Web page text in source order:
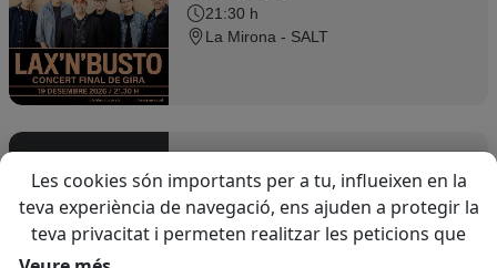
21:30 h
La Mirona - SALT
22 ene. 2027
22:00 h
Les cookies són importants per a tu, influeixen en la
teva experiència de navegació, ens ajuden a protegir la
teva privacitat i permeten realitzar les peticions que
ens sol·licitis a través del web. Utilitzem cookies